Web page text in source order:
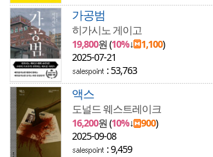
가공범
히가시노 게이고
19,800원 (10%↓ 1,100)
2025-07-21
: 53,763
액스
도널드 웨스트레이크
16,200원 (10%↓ 900)
2025-09-08
: 9,459